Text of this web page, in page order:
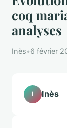
coq
analyses
Inès•6 février
I Inès